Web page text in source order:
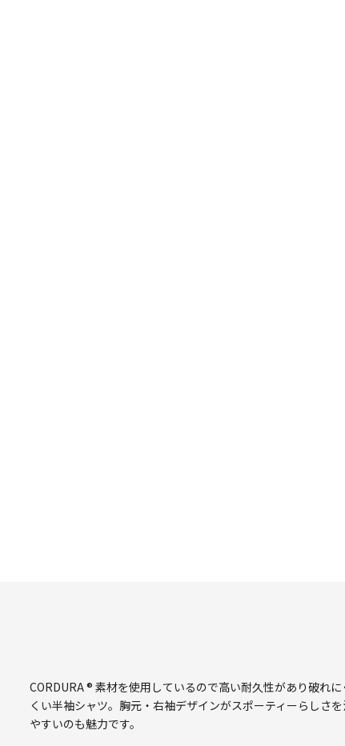
CORDURA ® 素材を使用しているので高い耐久性があり破れ
くい半袖シャツ。胸元・右袖デザインがスポーティーらしさ
やすいのも魅力です。